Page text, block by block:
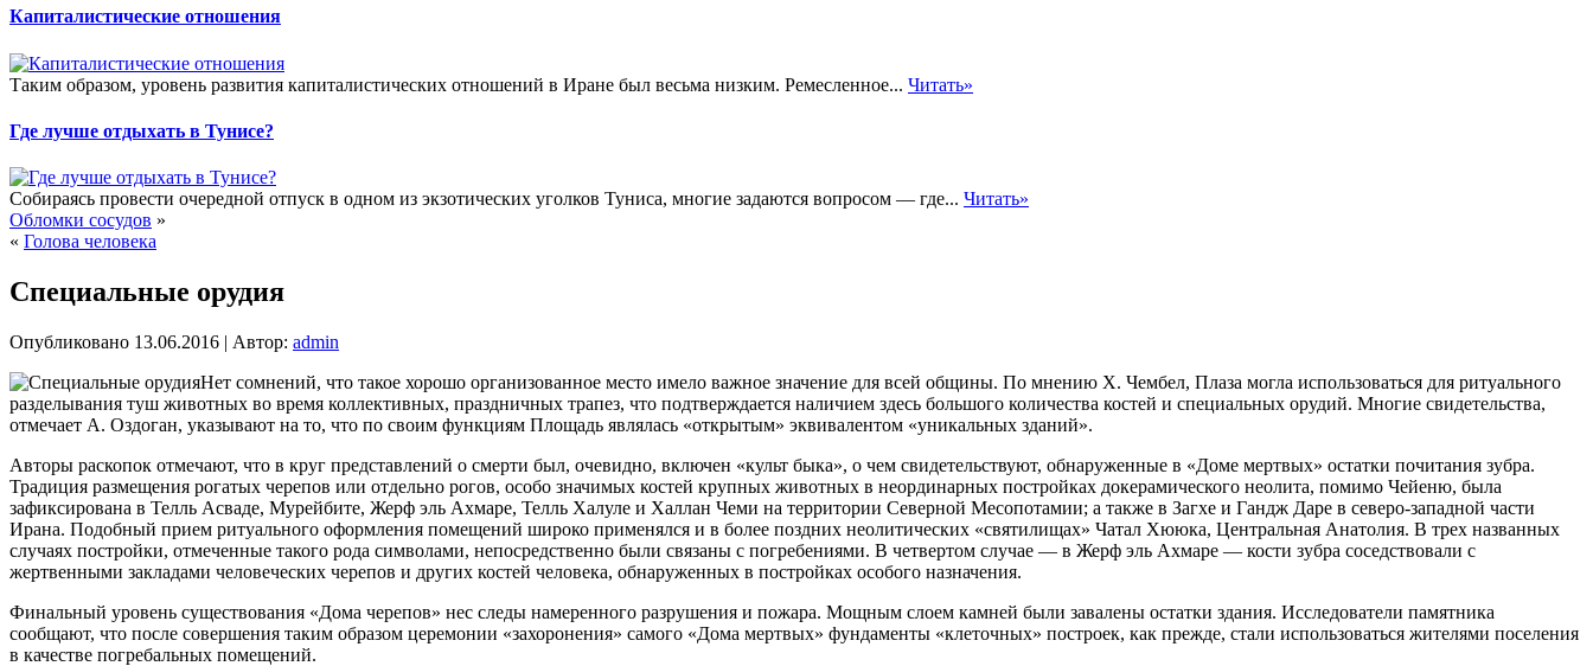
Капиталистические отношения
Таким образом, уровень развития капиталистических отношений в Иране был весьма низким. Ремесленное... Читать»
Где лучше отдыхать в Тунисе?
Собираясь провести очередной отпуск в одном из экзотических уголков Туниса, многие задаются вопросом — где... Читать»
Обломки сосудов »
« Голова человека
Специальные орудия
Опубликовано 13.06.2016 | Автор: admin
Нет сомнений, что такое хорошо организованное место имело важное значение для всей общины. По мнению Х. Чембел, Плаза могла использоваться для ритуального
разделывания туш животных во время коллективных, праздничных трапез, что подтверждается наличием здесь большого количества костей и специальных орудий. Многие свидетельства,
отмечает А. Оздоган, указывают на то, что по своим функциям Площадь являлась «открытым» эквивалентом «уникальных зданий».
Авторы раскопок отмечают, что в круг представлений о смерти был, очевидно, включен «культ быка», о чем свидетельствуют, обнаруженные в «Доме мертвых» остатки почитания зубра.
Традиция размещения рогатых черепов или отдельно рогов, особо значимых костей крупных животных в неординарных постройках докерамического неолита, помимо Чейеню, была
зафиксирована в Телль Асваде, Мурейбите, Жерф эль Ахмаре, Телль Халуле и Халлан Чеми на территории Северной Месопотамии; а также в Загхе и Гандж Даре в северо-западной части
Ирана. Подобный прием ритуального оформления помещений широко применялся и в более поздних неолитических «святилищах» Чатал Хююка, Центральная Анатолия. В трех названных
случаях постройки, отмеченные такого рода символами, непосредственно были связаны с погребениями. В четвертом случае — в Жерф эль Ахмаре — кости зубра соседствовали с
жертвенными закладами человеческих черепов и других костей человека, обнаруженных в постройках особого назначения.
Финальный уровень существования «Дома черепов» нес следы намеренного разрушения и пожара. Мощным слоем камней были завалены остатки здания. Исследователи памятника
сообщают, что после совершения таким образом церемонии «захоронения» самого «Дома мертвых» фундаменты «клеточных» построек, как прежде, стали использоваться жителями поселения
в качестве погребальных помещений.